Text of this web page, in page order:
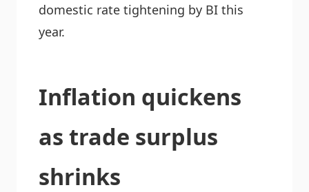
domestic rate tightening by BI this
year.
Inflation quickens
as trade surplus
shrinks